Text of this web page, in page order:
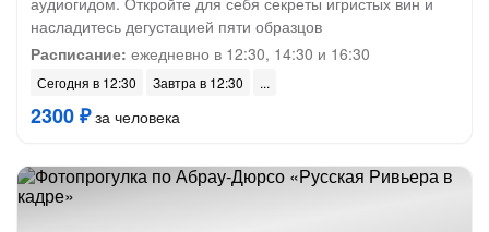
насладитесь дегустацией пяти образцов
Расписание: ежедневно в 12:30, 14:30 и 16:30
Сегодня в 12:30 Завтра в 12:30
2300 ₽за человека